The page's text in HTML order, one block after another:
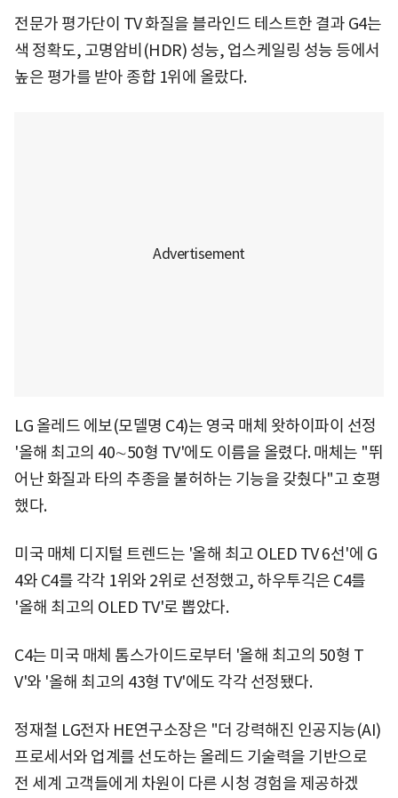
전문가 평가단이 TV 화질을 블라인드 테스트한 결과 G4는
색 정확도, 고명암비(HDR) 성능, 업스케일링 성능 등에서
높은 평가를 받아 종합 1위에 올랐다.
LG 올레드 에보(모델명 C4)는 영국 매체 왓하이파이 선정
'올해 최고의 40∼50형 TV'에도 이름을 올렸다. 매체는 "뛰
어난 화질과 타의 추종을 불허하는 기능을 갖췄다"고 호평
했다.
미국 매체 디지털 트렌드는 '올해 최고 OLED TV 6선'에 G
4와 C4를 각각 1위와 2위로 선정했고, 하우투긱은 C4를
'올해 최고의 OLED TV'로 뽑았다.
C4는 미국 매체 톰스가이드로부터 '올해 최고의 50형 T
V'와 '올해 최고의 43형 TV'에도 각각 선정됐다.
정재철 LG전자 HE연구소장은 "더 강력해진 인공지능(AI)
프로세서와 업계를 선도하는 올레드 기술력을 기반으로
전 세계 고객들에게 차원이 다른 시청 경험을 제공하겠